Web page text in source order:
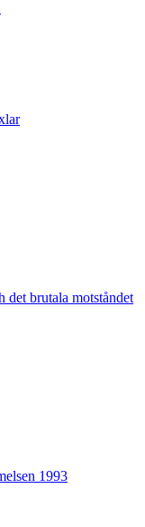
brutala motståndet
1993